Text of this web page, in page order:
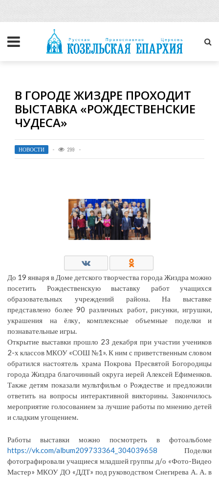
В ГОРОДЕ ЖИЗДРЕ ПРОХОДИТ
ВЫСТАВКА «РОЖДЕСТВЕНСКИЕ
ЧУДЕСА»
НОВОСТИ 299
До 19 января в Доме детского творчества города Жиздра можно
посетить Рождественскую выставку работ учащихся
образовательных учреждений района. На выставке
представлено более 90 различных работ, рисунки, игрушки,
украшения на ёлку, комплексные объемные поделки и
познавательные игры.
Открытие выставки прошло 23 декабря при участии учеников
2-х классов МКОУ «СОШ №1». К ним с приветственным словом
обратился настоятель храма Покрова Пресвятой Богородицы
города Жиздра благочинный округа иерей Алексей Ефименков.
Также детям показали мультфильм о Рождестве и предложили
ответить на вопросы интерактивной викторины. Закончилось
мероприятие голосованием за лучшие работы по мнению детей
и сладким угощением.
Работы выставки можно посмотреть в фотоальбоме
https://vk.com/album209733364_304039658 Поделки
фотографировали учащиеся младшей группы д/о «Фото-Видео
Мастер» МКОУ ДО «ДДТ» под руководством Снегирева А. А. в